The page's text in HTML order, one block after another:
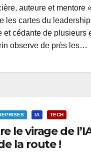
auteure et mentore
les cartes du
et cédante de plusieurs
observe de près les…
IA TECH
le virage de
la route !